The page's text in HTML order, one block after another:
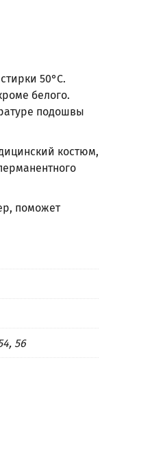
50°С.
белого.
подошвы
костюм,
поможет
56